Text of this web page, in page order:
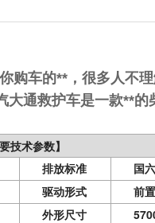
购车的**，很多人不
通救护车是一款**的
技术参数】
排放标准
国六
驱动形式
前
外形尺寸